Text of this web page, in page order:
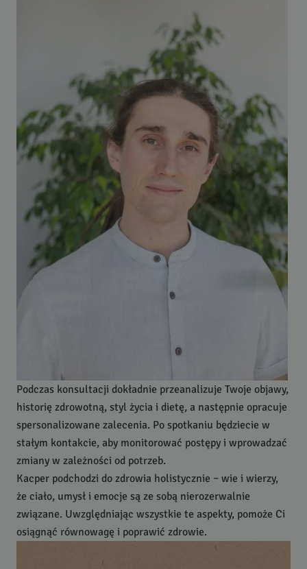
Podczas konsultacji dokładnie przeanalizuje Twoje objawy,
historię zdrowotną, styl życia i dietę, a następnie opracuje
spersonalizowane zalecenia. Po spotkaniu będziecie w
stałym kontakcie, aby monitorować postępy i wprowadzać
zmiany w zależności od potrzeb.
Kacper podchodzi do zdrowia holistycznie – wie i wierzy,
że ciało, umysł i emocje są ze sobą nierozerwalnie
związane. Uwzględniając wszystkie te aspekty, pomoże Ci
osiągnąć równowagę i poprawić zdrowie.